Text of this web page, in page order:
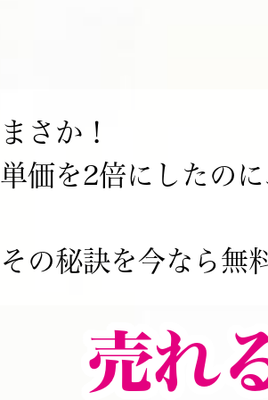
まさか！
単価を2倍にしたの
その秘訣を今なら無
売れ